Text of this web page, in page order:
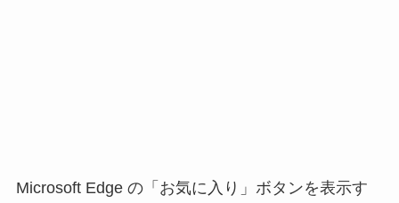
Microsoft Edge の「お気に入り」ボタンを表示す